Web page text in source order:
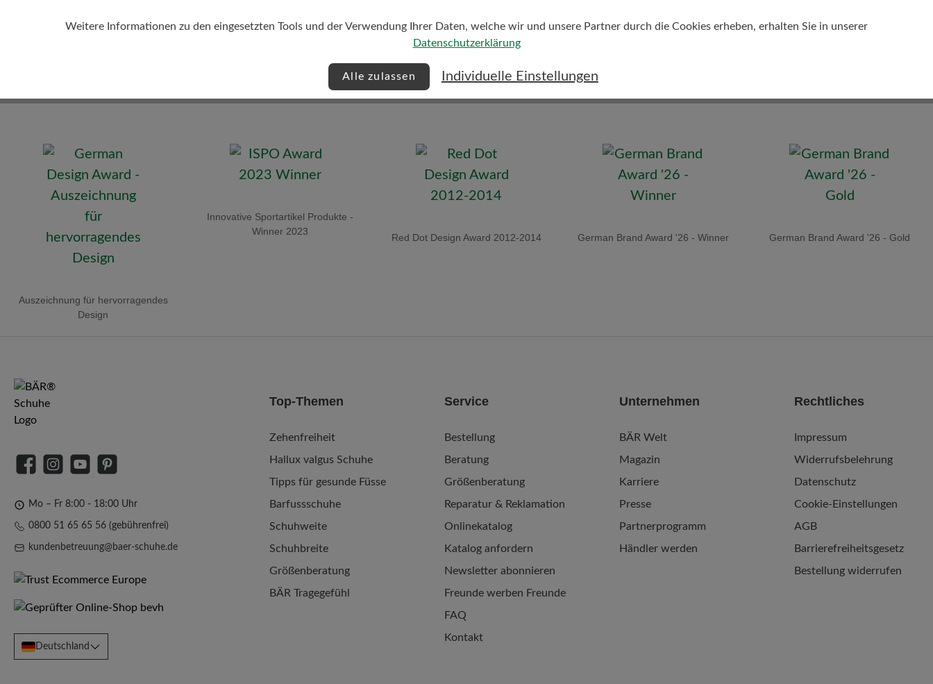
Auszeichnung für hervorragendes
Design
Innovative Sportartikel Produkte -
Winner 2023
Red Dot Design Award 2012-2014 German Brand Award '26 - Winner German Brand Award '26 - Gold
FacebookInstagramYouTubePinterest
Mo – Fr 8:00 - 18:00 Uhr
0800 51 65 65 56 (gebührenfrei)
kundenbetreuung@baer-schuhe.de
Deutschland
Top-Themen
Zehenfreiheit
Hallux valgus Schuhe
Tipps für gesunde Füsse
Barfussschuhe
Schuhweite
Schuhbreite
Größenberatung
BÄR Tragegefühl
Service
Bestellung
Beratung
Größenberatung
Reparatur & Reklamation
Onlinekatalog
Katalog anfordern
Newsletter abonnieren
Freunde werben Freunde
FAQ
Kontakt
Unternehmen
BÄR Welt
Magazin
Karriere
Presse
Partnerprogramm
Händler werden
Rechtliches
Impressum
Widerrufsbelehrung
Datenschutz
Cookie-Einstellungen
AGB
Barrierefreiheitsgesetz
Bestellung widerrufen
Weitere Informationen zu den eingesetzten Tools und der Verwendung Ihrer Daten, welche wir und unsere Partner durch die Cookies erheben, erhalten Sie in unserer
Datenschutzerklärung
Alle zulassen Individuelle Einstellungen